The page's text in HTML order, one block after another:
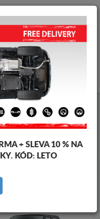
Nissan Navara
vozidel
+ SLEVA 10 % NA
KÓD: LETO